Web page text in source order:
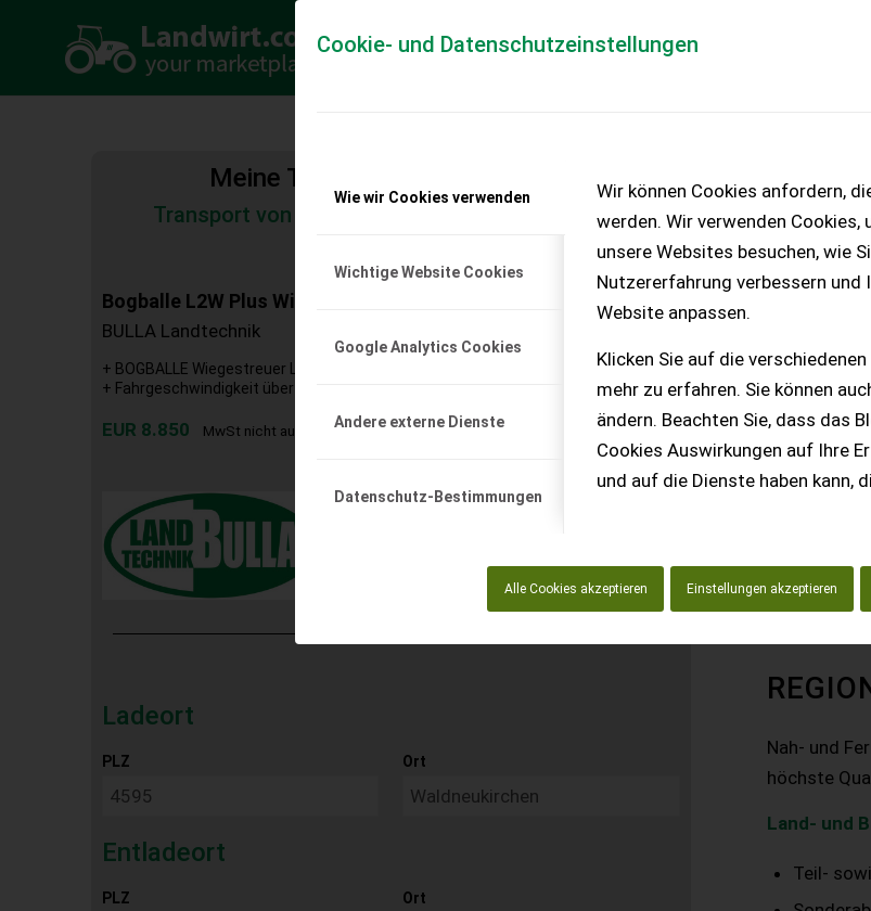
Cookie- und Datenschutzeinstellungen
Wie wir Cookies verwenden
Wichtige Website Cookies
Google Analytics Cookies
Andere externe Dienste
Datenschutz-Bestimmungen
Wir können Cookies anfordern,
werden. Wir verwenden
unsere Websites besuchen, wie
Nutzererfahrung verbessern und
Website anpassen.
Klicken Sie auf die
mehr zu erfahren. Sie können
ändern. Beachten Sie, dass das
Cookies Auswirkungen auf Ihre
und auf die Dienste haben kann,
Alle Cookies akzeptieren Einstellungen akzeptieren
Meine Transportkostenanfrage
Transport von Land- und Baumaschinen – KEINE
Bogballe L2W Plus Wiegestreuer - 1700 Liter
BULLA Landtechnik
+ BOGBALLE Wiegestreuer L2W Plus + Baujahr 2011 + Behältervolumen 1700 Liter
+ Fahrgeschwindigkeit über GPS + Grenzstreueinrichtung + Beleuchtung L...
EUR 8.850 MwSt nicht ausweisbar
Ladeort
PLZ Ort
Entladeort
PLZ Ort
Nah- und
höchste
Land- und
Teil-